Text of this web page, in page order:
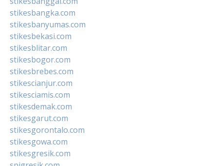
stikesbangka.com
stikesbanyumas.com
stikesbekasi.com
stikesblitar.com
stikesbogor.com
stikesbrebes.com
stikescianjur.com
stikesciamis.com
stikesdemak.com
stikesgarut.com
stikesgorontalo.com
stikesgowa.com
stikesgresik.com